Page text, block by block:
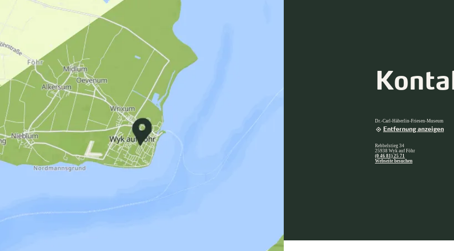
Dr.-Carl-Häberlin-Friesen-Museum
Entfernung anzeigen
Rebbelstieg 34
25938 Wyk auf Föhr
(0 46 81) 25 71
Webseite besuchen